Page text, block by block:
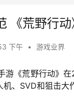
《荒野行
下午 • 游戏业界
游《荒野行动》
、SVD和狙击